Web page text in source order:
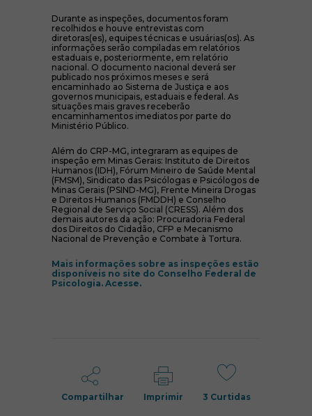
Durante as inspeções, documentos foram
recolhidos e houve entrevistas com
diretoras(es), equipes técnicas e usuárias(os). As
informações serão compiladas em relatórios
estaduais e, posteriormente, em relatório
nacional. O documento nacional deverá ser
publicado nos próximos meses e será
encaminhado ao Sistema de Justiça e aos
governos municipais, estaduais e federal. As
situações mais graves receberão
encaminhamentos imediatos por parte do
Ministério Público.
Além do CRP-MG, integraram as equipes de
inspeção em Minas Gerais: Instituto de Direitos
Humanos (IDH), Fórum Mineiro de Saúde Mental
(FMSM), Sindicato das Psicólogas e Psicólogos de
Minas Gerais (PSIND-MG), Frente Mineira Drogas
e Direitos Humanos (FMDDH) e Conselho
Regional de Serviço Social (CRESS). Além dos
demais autores da ação: Procuradoria Federal
dos Direitos do Cidadão, CFP e Mecanismo
Nacional de Prevenção e Combate à Tortura.
Mais informações sobre as inspeções estão
disponíveis no site do Conselho Federal de
Psicologia. Acesse.(abre em nova janela)
Compartilhar Imprimir 3 Curtidas